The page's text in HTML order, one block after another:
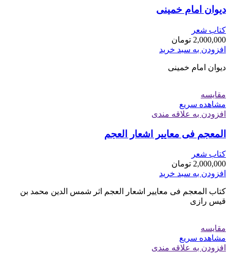
دیوان امام خمینی
کتاب شعر
2,000,000 تومان
افزودن به سبد خرید
دیوان امام خمینی
مقایسه
مشاهده سریع
افزودن به علاقه مندی
المعجم فی معاییر اشعار العجم
کتاب شعر
2,000,000 تومان
افزودن به سبد خرید
کتاب المعجم فی معاییر اشعار العجم اثر شمس الدین محمد بن
قیس رازی
مقایسه
مشاهده سریع
افزودن به علاقه مندی